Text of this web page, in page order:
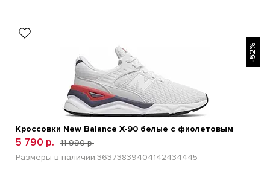
-52%
Кроссовки New Balance Х-90 белые с фиолетовым
5 790 р.
11 990 р.
Размеры в наличии:36373839404142434445